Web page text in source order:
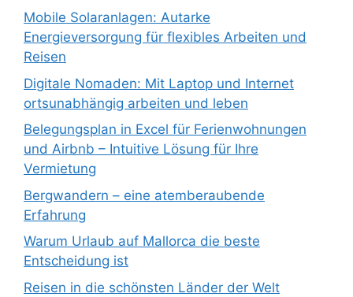
Mobile Solaranlagen: Autarke
Energieversorgung für flexibles Arbeiten und
Reisen
Digitale Nomaden: Mit Laptop und Internet
ortsunabhängig arbeiten und leben
Belegungsplan in Excel für Ferienwohnungen
und Airbnb – Intuitive Lösung für Ihre
Vermietung
Bergwandern – eine atemberaubende
Erfahrung
Warum Urlaub auf Mallorca die beste
Entscheidung ist
Reisen in die schönsten Länder der Welt